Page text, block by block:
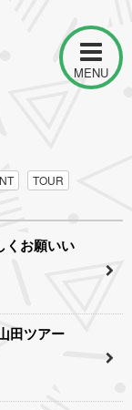
MENU
TOUR
くお願いい
田ツアー